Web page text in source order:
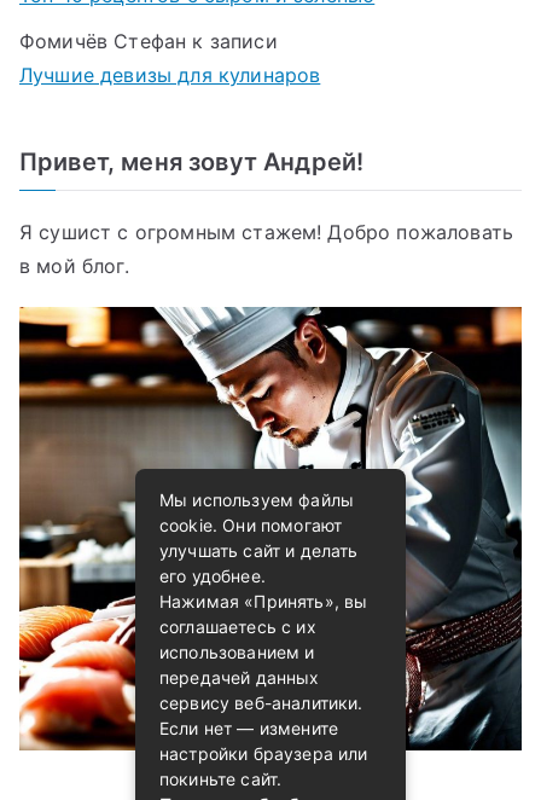
Фомичёв Стефан к записи
Лучшие девизы для кулинаров
Привет, меня зовут Андрей!
Я сушист с огромным стажем! Добро пожаловать
в мой блог.
Мы используем файлы
cookie. Они помогают
улучшать сайт и делать
его удобнее.
Нажимая «Принять», вы
соглашаетесь с их
использованием и
передачей данных
сервису веб-аналитики.
Если нет — измените
настройки браузера или
покиньте сайт.